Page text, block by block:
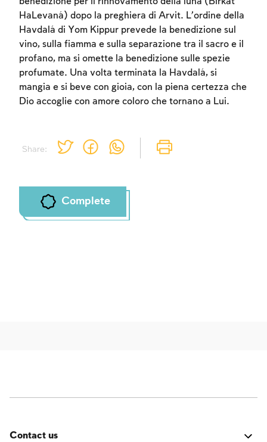
Share:
HaLevaná) dopo la preghiera di Arvit. L’ordine della
Havdalá di Yom Kippur prevede la benedizione sul
vino, sulla fiamma e sulla separazione tra il sacro e il
profano, ma si omette la benedizione sulle spezie
profumate. Una volta terminata la Havdalá, si
mangia e si beve con gioia, con la piena certezza che
Dio accoglie con amore coloro che tornano a Lui.
Complete
Contact us